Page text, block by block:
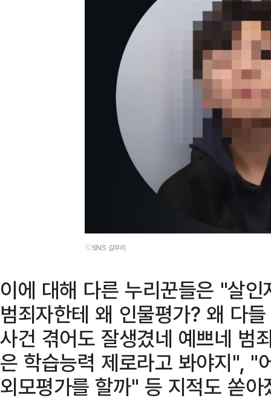
ⓒSNS 갈무리
이에 대해 다른 누리꾼들은 "살
범죄자한테 왜 인물평가? 왜 다
사건 겪어도 잘생겼네 예쁘네 범
은 학습능력 제로라고 봐야지", "
외모평가를 할까" 등 지적도 쏟아